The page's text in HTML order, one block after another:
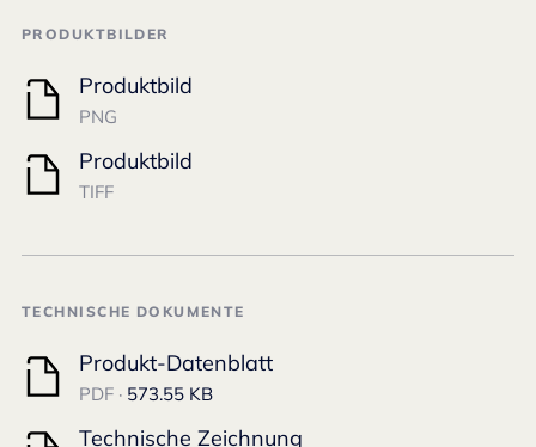
PRODUKTBILDER
Produktbild
PNG
Produktbild
TIFF
TECHNISCHE DOKUMENTE
Produkt-Datenblatt
PDF · 573.55 KB
Technische Zeichnung